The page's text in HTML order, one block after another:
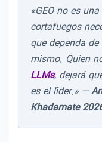
«GEO no es
cortafuegos
que dependa
mismo. Quien
LLMs, dejará
es el líder.» —
Khadamate